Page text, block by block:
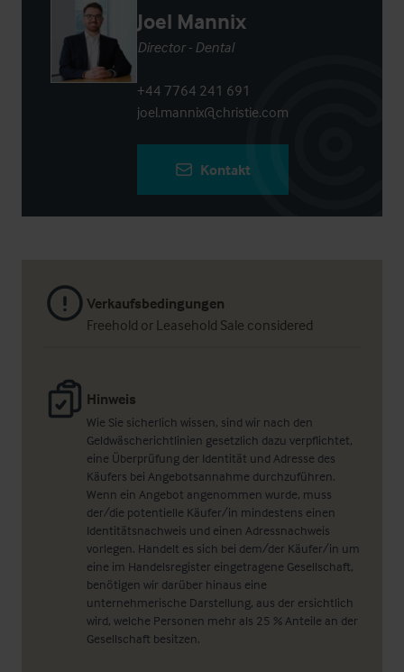
Verkaufsbedingungen
Freehold or Leasehold Sale considered
Hinweis
Wie Sie sicherlich wissen, sind wir nach den
Geldwäscherichtlinien gesetzlich dazu verpflichtet,
eine Überprüfung der Identität und Adresse des
Käufers bei Angebotsannahme durchzuführen.
Wenn ein Angebot angenommen wurde, muss
der/die potentielle Käufer/in mindestens einen
Identitätsnachweis und einen Adressnachweis
vorlegen. Handelt es sich bei dem/der Käufer/in um
eine im Handelsregister eingetragene Gesellschaft,
benötigen wir darüber hinaus eine
unternehmerische Darstellung, aus der ersichtlich
wird, welche Personen mehr als 25 % Anteile an der
Gesellschaft besitzen.
Joel Mannix
Director - Dental
+44 7764 241 691
joel.mannix@christie.com
Kontakt